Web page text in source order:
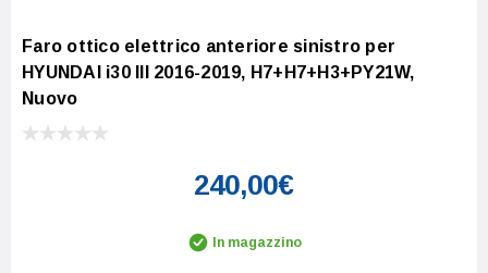
Faro ottico elettrico anteriore sinistro per
HYUNDAI i30 III 2016-2019, H7+H7+H3+PY21W,
Nuovo
240,00€
In magazzino